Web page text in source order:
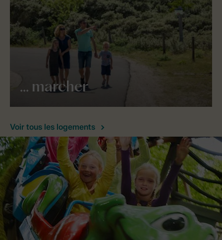
... marcher
Voir tous les logements